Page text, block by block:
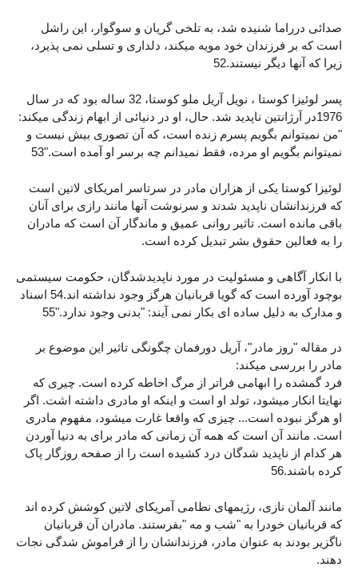
صدائی درراما شنیده شد، به تلخی گریان و سوگوار، این راشل
است که بر فرزندان خود مویه میکند، دلداری و تسلی نمی پذیرد،
زیرا که آنها دیگر نیستند.52
پسر لوئیزا کوستا ، نویل آریل ملو کوستا، 32 ساله بود که در سال
1976در آرژانتین ناپدید شد. حال، او در دنیائی از ابهام زندگی میکند:
"من نمیتوانم بگویم پسرم زنده است، که آن تصوری بیش نیست و
نمیتوانم بگویم او مرده، فقط نمیدانم چه برسر او آمده است."53
لوئیزا کوستا یکی از هزاران مادر در سرتاسر امریکای لاتین است
که فرزندانشان ناپدید شدند و سرنوشت آنها مانند رازی برای آنان
باقی مانده است. تاثیر روانی عمیق و ماندگار آن است که مادران
را به فعالین حقوق بشر تبدیل کرده است.
با انکار آگاهی و مسئولیت در مورد ناپدیدشدگان، حکومت سیستمی
بوچود آورده است که گویا قربانیان هرگز وجود نداشته اند.54 اسناد
و مدارک به دلیل ساده ای بکار نمی آیند: "بدنی وجود ندارد."55
در مقاله "روز مادر"، آریل دورفمان چگونگی تاثیر این موضوع بر
مادر را بررسی میکند:
فرد گمشده را ابهامی فراتر از مرگ احاطه کرده است. چیری که
نهایتا انکار میشود، تولد او است و اینکه او مادری داشته اشت. اگر
او هرگز نبوده است... چیزی که واقعا غارت میشود، مفهوم مادری
است. مانند آن است که همه آن زمانی که مادر برای به دنیا آوردن
هر کدام از ناپدید شدگان درد کشیده است را از صفحه روزگار پاک
کرده باشند.56
مانند آلمان نازی، رژیمهای نطامی آمریکای لاتین کوشش کرده اند
که قربانیان خودرا به "شب و مه "بفرستند. مادران آن قربانیان
ناگزیر بودند به عنوان مادر، فرزندانشان را از فراموش شدگی نجات
دهند.